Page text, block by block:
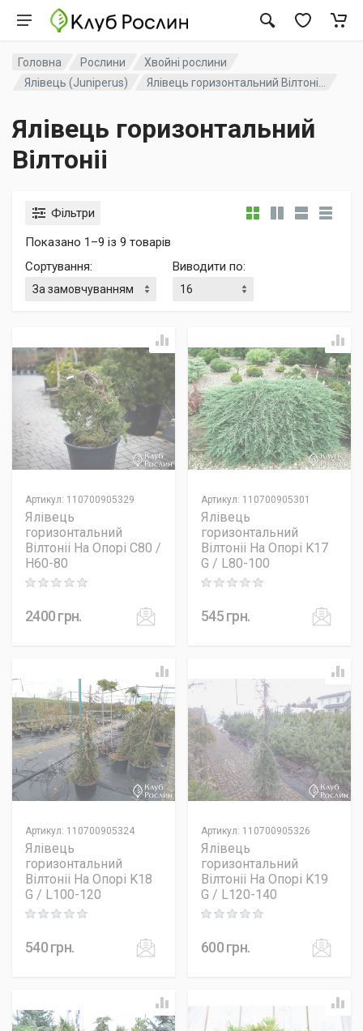
Головна Рослини
Хвойні рослини
Ялівець (Juniperus)
Ялівець горизонтальний Вілтоні...
Ялівець горизонтальний
Вілтоніі
Фільтри
Показано 1–9 із 9 товарів
Сортування: Виводити по:
Артикул: 110700905329
Ялівець
горизонтальний
Вілтоніі На Опорі C80 /
H60-80
Rating: 0 out of 5
2400грн.
Артикул: 110700905301
Ялівець
горизонтальний
Вілтоніі На Опорі K17
G / L80-100
Rating: 0 out of 5
545грн.
Артикул: 110700905324
Ялівець
горизонтальний
Вілтоніі На Опорі K18
G / L100-120
Rating: 0 out of 5
540грн.
Артикул: 110700905326
Ялівець
горизонтальний
Вілтоніі На Опорі K19
G / L120-140
Rating: 0 out of 5
600грн.